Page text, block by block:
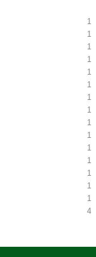
1
1
1
1
1
1
1
1
1
1
1
1
1
1
1
4